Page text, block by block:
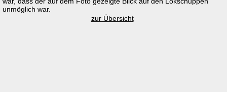
unmöglich war.
zur Übersicht